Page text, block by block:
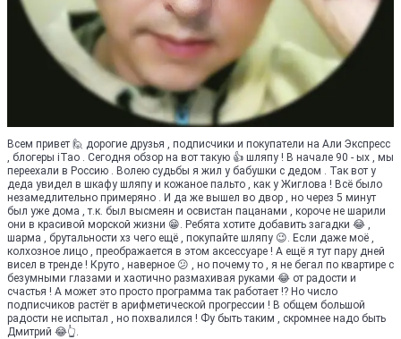
Всем привет 🙋 дорогие друзья , подписчики и покупатели на Али Экспресс
, блогеры iTao . Сегодня обзор на вот такую 👍 шляпу ! В начале 90 - ых , мы
переехали в Россию . Волею судьбы я жил у бабушки с дедом . Так вот у
деда увидел в шкафу шляпу и кожаное пальто , как у Жиглова ! Всё было
незамедлительно примеряно . И да же вышел во двор , но через 5 минут
был уже дома , т.к. был высмеян и освистан пацанами , короче не шарили
они в красивой морской жизни 😁. Ребята хотите добавить загадки 😂 ,
шарма , брутальности хз чего ещё , покупайте шляпу 😉. Если даже моё ,
колхозное лицо , преображается в этом аксессуаре ! А ещё я тут пару дней
висел в тренде ! Круто , наверное 😕 , но почему то , я не бегал по квартире с
безумными глазами и хаотично размахивая руками 😂 от радости и
счастья ! А может это просто программа так работает !? Но число
подписчиков растёт в арифметической прогрессии ! В общем большой
радости не испытал , но похвалился ! Фу быть таким , скромнее надо быть
Дмитрий 😂👆.